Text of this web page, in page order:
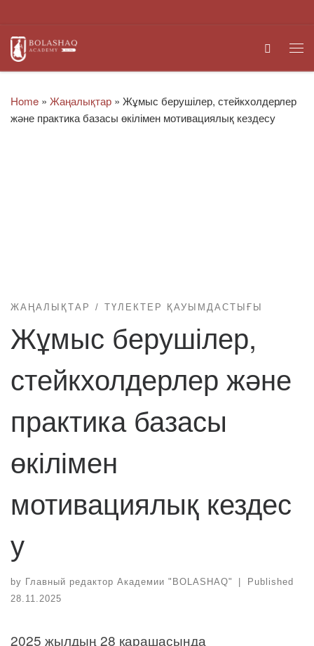
Search
Home » Жаңалықтар » Жұмыс берушілер, стейкхолдерлер
және практика базасы өкілімен мотивациялық кездесу
ЖАҢАЛЫҚТАР ТҮЛЕКТЕР ҚАУЫМДАСТЫҒЫ
Жұмыс берушілер,
стейкхолдерлер және
практика базасы
өкілімен
мотивациялық кездес
у
by Главный редактор Академии "BOLASHAQ" |
Published
28.11.2025
2025 жылдың 28 қарашасында